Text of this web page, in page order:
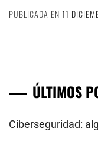
PUBLICADA EN 11
ÚLTIMOS
Ciberseguridad: